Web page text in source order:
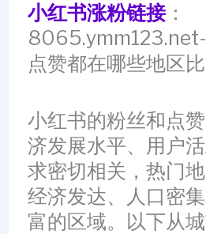
小红书涨粉链接：
点赞都在哪些地区
小红书的粉丝和点
济发展水平、用户
求密切相关，热门
经济发达、人口密
富的区域。以下从